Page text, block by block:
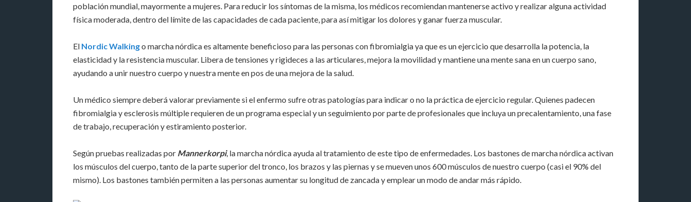
población mundial, mayormente a mujeres. Para reducir los síntomas de la misma, los médicos recomiendan mantenerse activo y realizar alguna actividad
física moderada, dentro del límite de las capacidades de cada paciente, para así mitigar los dolores y ganar fuerza muscular.
El Nordic Walkingo marcha nórdica es altamente beneficioso para las personas con fibromialgia ya que es un ejercicio que desarrolla la potencia, la
elasticidad y la resistencia muscular. Libera de tensiones y rigideces a las articulares, mejora la movilidad y mantiene una mente sana en un cuerpo sano,
ayudando a unir nuestro cuerpo y nuestra mente en pos de una mejora de la salud.
Un médico siempre deberá valorar previamente si el enfermo sufre otras patologías para indicar o no la práctica de ejercicio regular. Quienes padecen
fibromialgia y esclerosis múltiple requieren de un programa especial y un seguimiento por parte de profesionales que incluya un precalentamiento, una fase
de trabajo, recuperación y estiramiento posterior.
Según pruebas realizadas por Mannerkorpi, la marcha nórdica ayuda al tratamiento de este tipo de enfermedades. Los bastones de marcha nórdica activan
los músculos del cuerpo, tanto de la parte superior del tronco, los brazos y las piernas y se mueven unos 600 músculos de nuestro cuerpo (casi el 90% del
mismo). Los bastones también permiten a las personas aumentar su longitud de zancada y emplear un modo de andar más rápido.